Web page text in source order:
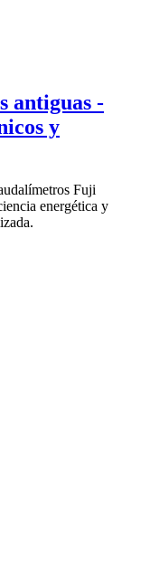
antiguas -
y
Fuji
energética y